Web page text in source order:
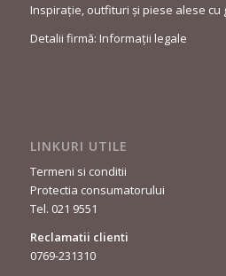
Inspirație, outfituri și piese alese cu
Detalii firmă: Informații legale
LINKURI UTILE
Termeni si conditii
Protectia consumatorului
Tel. 021 9551
Reclamatii clienti
0769-231310